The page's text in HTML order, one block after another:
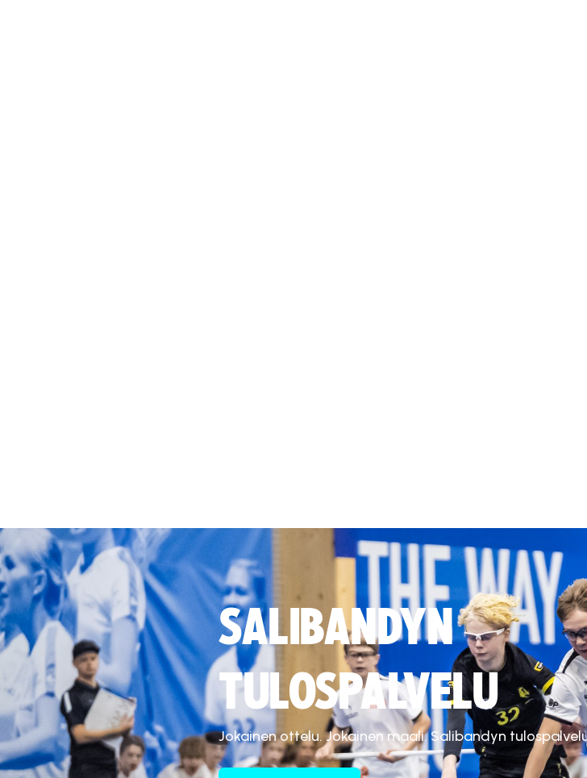
SALIBANDYN
TULOSPALVELU
Jokainen ottelu. Jokainen maali. Salibandyn